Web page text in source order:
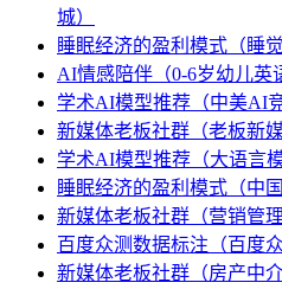
城）
睡眠经济的盈利模式（睡觉
AI情感陪伴（0-6岁幼儿英
学术AI模型推荐（中美AI
新媒体老板社群（老板新媒
学术AI模型推荐（大语言
睡眠经济的盈利模式（中
新媒体老板社群（营销管理
百度众测数据标注（百度
新媒体老板社群（房产中